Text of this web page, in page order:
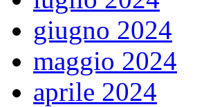
giugno 2024
maggio 2024
aprile 2024